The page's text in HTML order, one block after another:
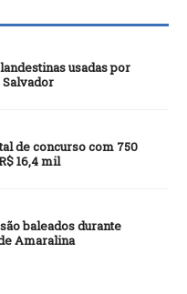
usadas por
de concurso com 750
16,4 mil
baleados durante
Amaralina